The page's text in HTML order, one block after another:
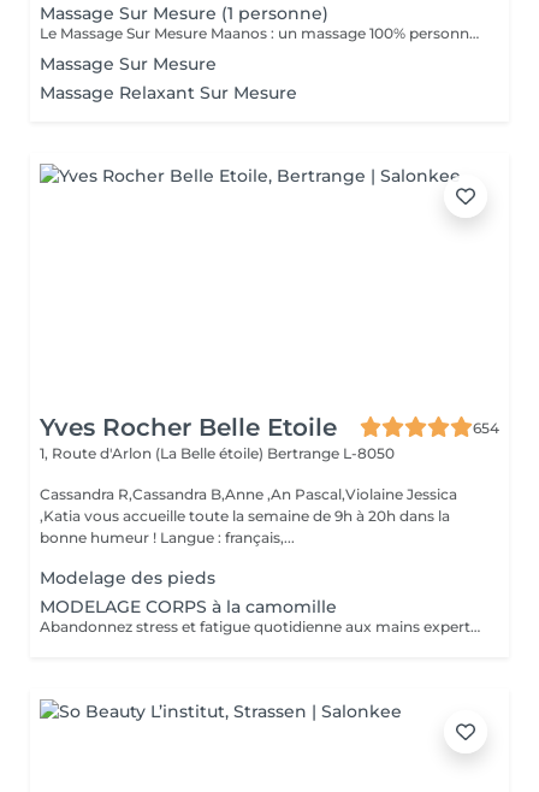
Massage Sur Mesure (1 personne)
Le Massage Sur Mesure Maanos : un massage 100% personnalisé en fonction de vos besoins et de vos envies !
Massage Sur Mesure
Massage Relaxant Sur Mesure
Yves Rocher Belle Etoile
654
1, Route d'Arlon (La Belle étoile) Bertrange L-8050
Cassandra R,Cassandra B,Anne ,An Pascal,Violaine Jessica
,Katia vous accueille toute la semaine de 9h à 20h dans la
bonne humeur ! Langue : français,...
Modelage des pieds
MODELAGE CORPS à la camomille
Abandonnez stress et fatigue quotidienne aux mains expertes de notre estheticienne. Sa gestuelle manuelle libere instantanement chacun de vos points de tension depuis les pieds jusqu à la nuque Le doux parfum fleuri de la camomille enveloppe votre corps et apaise vos sens et votre esprit. lacher prise dans un incroyable moment de detente . Vous etes apaisée et detendue.